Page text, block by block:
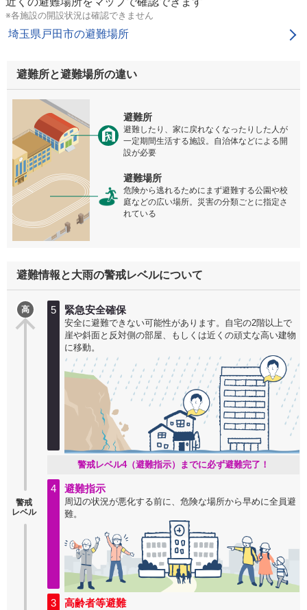
※各施設の開設状況は確認できません
埼玉県戸田市の避難場所
避難所と避難場所の違い
避難所
避難したり、家に戻れなくなったりした人が
一定期間生活する施設。自治体などによる開
設が必要
避難場所
危険から逃れるためにまず避難する公園や校
庭などの広い場所。災害の分類ごとに指定さ
れている
避難情報と大雨の警戒レベルについて
警戒
レベル
高 5 緊急安全確保
安全に避難できない可能性があります。自宅の2階以上で
崖や斜面と反対側の部屋、もしくは近くの頑丈な高い建物
に移動。
警戒レベル4（避難指示）までに必ず避難完了！
4 避難指示
周辺の状況が悪化する前に、危険な場所から早めに全員避
難。
3 高齢者等避難